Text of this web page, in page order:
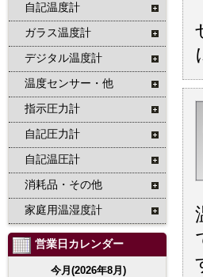
自記温度計
ガラス温度計
デジタル温度計
温度センサー・他
指示圧力計
自記圧力計
自記温圧計
消耗品・その他
家庭用温湿度計
営業日カレンダー
今月(2026年8月)